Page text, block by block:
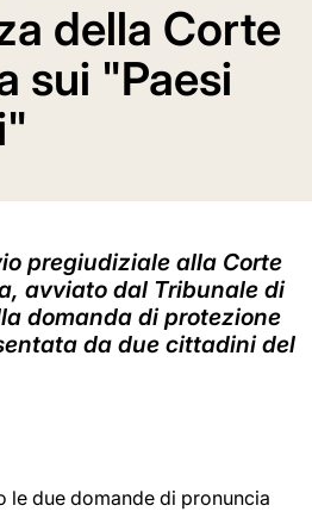
della Corte
sui "Paesi
pregiudiziale alla Corte
avviato dal Tribunale di
domanda di protezione
da due cittadini del
le due domande di pronuncia